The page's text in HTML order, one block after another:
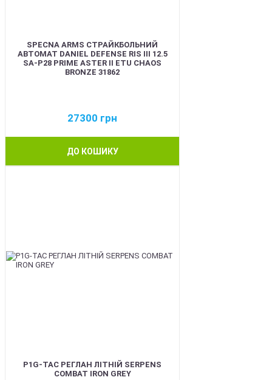
SPECNA ARMS СТРАЙКБОЛЬНИЙ
АВТОМАТ DANIEL DEFENSE RIS III 12.5
SA-P28 PRIME ASTER II ETU CHAOS
BRONZE 31862
27300 грн
ДО КОШИКУ
P1G-TAC РЕГЛАН ЛІТНІЙ SERPENS
COMBAT IRON GREY